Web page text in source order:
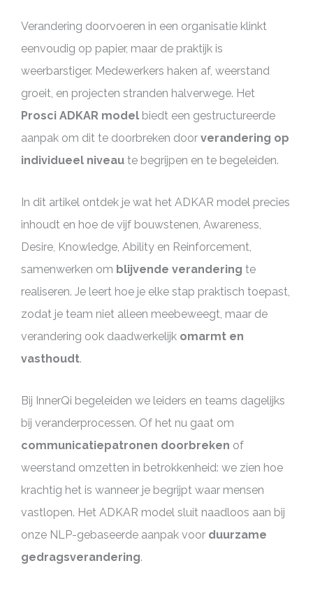
Verandering doorvoeren in een organisatie klinkt
eenvoudig op papier, maar de praktijk is
weerbarstiger. Medewerkers haken af, weerstand
groeit, en projecten stranden halverwege. Het
Prosci ADKAR model biedt een gestructureerde
aanpak om dit te doorbreken door verandering op
individueel niveau te begrijpen en te begeleiden.
In dit artikel ontdek je wat het ADKAR model precies
inhoudt en hoe de vijf bouwstenen, Awareness,
Desire, Knowledge, Ability en Reinforcement,
samenwerken om blijvende verandering te
realiseren. Je leert hoe je elke stap praktisch toepast,
zodat je team niet alleen meebeweegt, maar de
verandering ook daadwerkelijk omarmt en
vasthoudt.
Bij InnerQi begeleiden we leiders en teams dagelijks
bij veranderprocessen. Of het nu gaat om
communicatiepatronen doorbreken of
weerstand omzetten in betrokkenheid: we zien hoe
krachtig het is wanneer je begrijpt waar mensen
vastlopen. Het ADKAR model sluit naadloos aan bij
onze NLP-gebaseerde aanpak voor duurzame
gedragsverandering.